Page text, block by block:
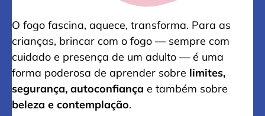
O fogo fascina, aquece, transforma. Para as
crianças, brincar com o fogo — sempre com
cuidado e presença de um adulto — é uma
forma poderosa de aprender sobre limites,
segurança, autoconfiança e também sobre
beleza e contemplação.